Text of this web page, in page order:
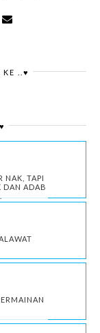
KE ..♥
NAK, TAPI
DAN ADAB